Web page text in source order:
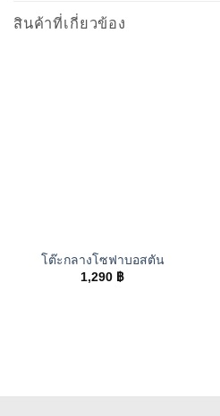
สินค้าที่เกี่ยวข้อง
โต๊ะกลางโซฟาบอสตัน
1,290 ฿